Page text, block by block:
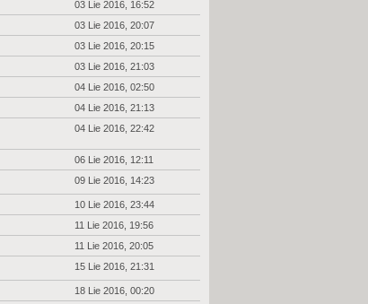
03 Lie 2016, 16:52
03 Lie 2016, 20:07
03 Lie 2016, 20:15
03 Lie 2016, 21:03
04 Lie 2016, 02:50
04 Lie 2016, 21:13
04 Lie 2016, 22:42
06 Lie 2016, 12:11
09 Lie 2016, 14:23
10 Lie 2016, 23:44
11 Lie 2016, 19:56
11 Lie 2016, 20:05
15 Lie 2016, 21:31
18 Lie 2016, 00:20